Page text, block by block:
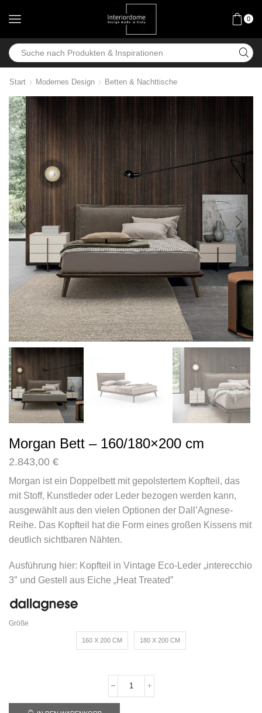
0
Start Modernes Design Betten & Nachttische
Morgan Bett – 160/180×200 cm
2.843,00 €
Morgan ist ein Doppelbett mit gepolstertem Kopfteil, das
mit Stoff, Kunstleder oder Leder bezogen werden kann,
ausgewählt aus den vielen Optionen der Dall’Agnese-
Reihe. Das Kopfteil hat die Form eines großen Kissens mit
deutlich sichtbaren Nähten.
Ausführung hier: Kopfteil in Vintage Eco-Leder „interecchio
3″ und Gestell aus Eiche „Heat Treated”
Größe
160 X 200 CM 180 X 200 CM